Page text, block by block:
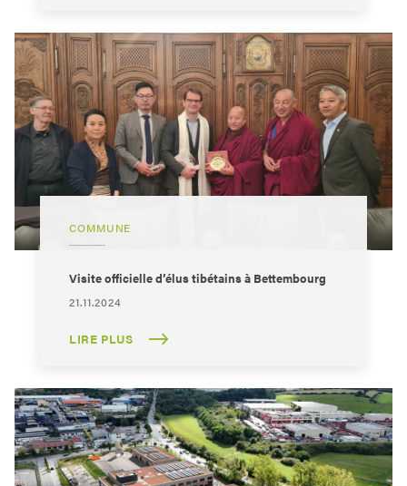
COMMUNE
Visite officielle d’élus tibétains à Bettembourg
21.11.2024
LIRE PLUS